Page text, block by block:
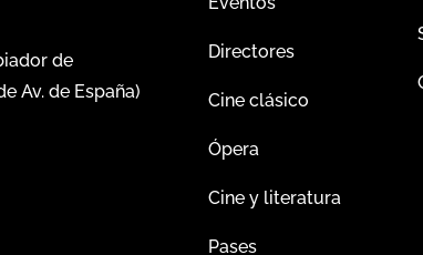
de
Av. de España)
Directores
Cine clásico
Ópera
Cine y literatura
Pases